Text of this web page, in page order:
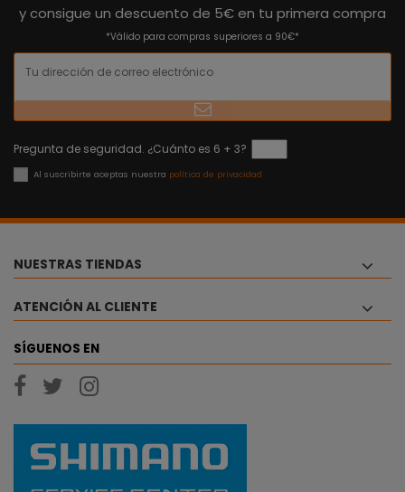
y consigue un descuento de 5€ en tu primera compra
*Válido para compras superiores a 90€*
Pregunta de seguridad. ¿Cuánto es 6 + 3?
Al suscribirte aceptas nuestra política de privacidad
NUESTRAS TIENDAS
ATENCIÓN AL CLIENTE
SÍGUENOS EN